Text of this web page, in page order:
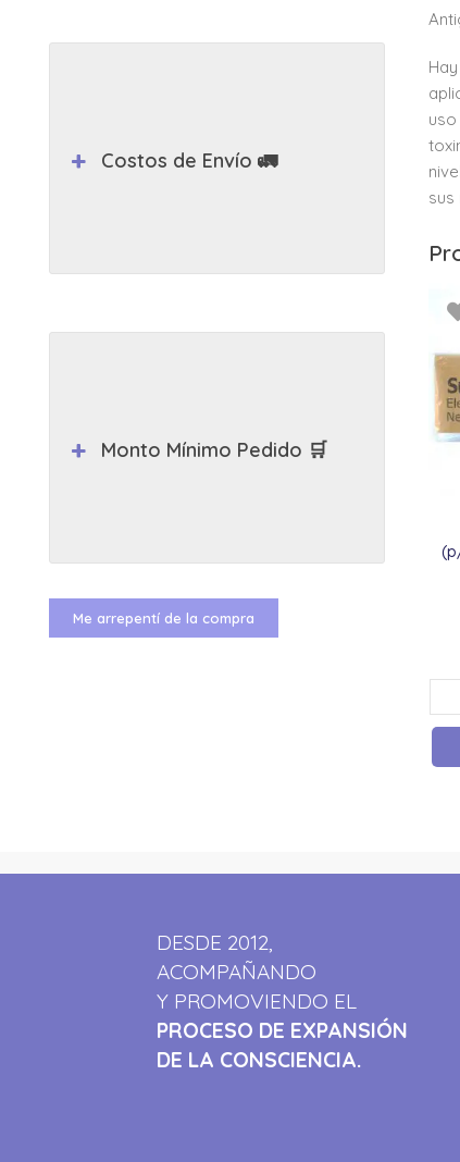
sus
Costos de Envío 🚛
Monto Mínimo Pedido 🛒
Me arrepentí de la compra
DESDE 2012,
ACOMPAÑANDO
Y PROMOVIENDO EL
PROCESO DE EXPANSIÓN
DE LA CONSCIENCIA.